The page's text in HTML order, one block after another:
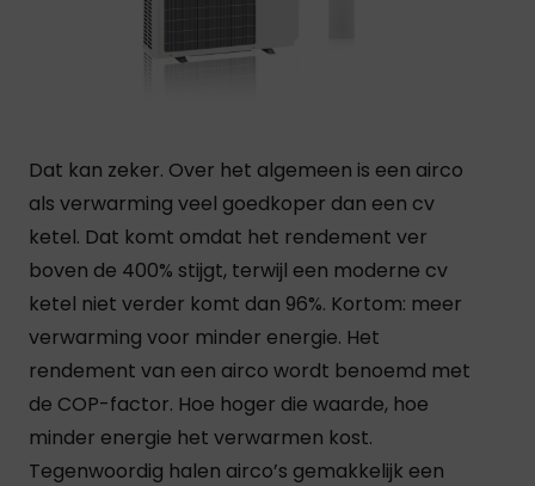
Dat kan zeker. Over het algemeen is een airco
als verwarming veel goedkoper dan een cv
ketel. Dat komt omdat het rendement ver
boven de 400% stijgt, terwijl een moderne cv
ketel niet verder komt dan 96%. Kortom: meer
verwarming voor minder energie. Het
rendement van een airco wordt benoemd met
de COP-factor. Hoe hoger die waarde, hoe
minder energie het verwarmen kost.
Tegenwoordig halen airco’s gemakkelijk een